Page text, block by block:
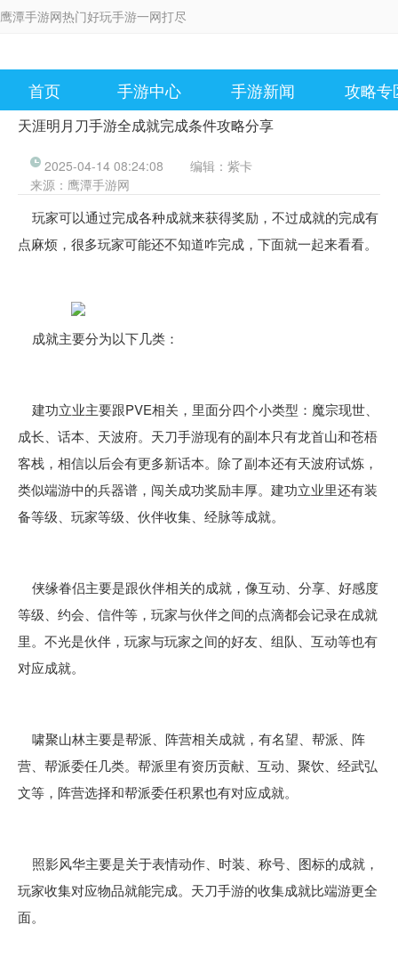
鹰潭手游网热门好玩手游一网打尽
首页 手游中心 手游新闻 攻略专
天涯明月刀手游全成就完成条件攻略分享
2025-04-14 08:24:08 编辑： 紫卡
来源： 鹰潭手游网
玩家可以通过完成各种成就来获得奖励，不过成就的完成有
点麻烦，很多玩家可能还不知道咋完成，下面就一起来看看。
成就主要分为以下几类：
建功立业主要跟PVE相关，里面分四个小类型：魔宗现世、
成长、话本、天波府。天刀手游现有的副本只有龙首山和苍梧
客栈，相信以后会有更多新话本。除了副本还有天波府试炼，
类似端游中的兵器谱，闯关成功奖励丰厚。建功立业里还有装
备等级、玩家等级、伙伴收集、经脉等成就。
侠缘眷侣主要是跟伙伴相关的成就，像互动、分享、好感度
等级、约会、信件等，玩家与伙伴之间的点滴都会记录在成就
里。不光是伙伴，玩家与玩家之间的好友、组队、互动等也有
对应成就。
啸聚山林主要是帮派、阵营相关成就，有名望、帮派、阵
营、帮派委任几类。帮派里有资历贡献、互动、聚饮、经武弘
文等，阵营选择和帮派委任积累也有对应成就。
照影风华主要是关于表情动作、时装、称号、图标的成就，
玩家收集对应物品就能完成。天刀手游的收集成就比端游更全
面。